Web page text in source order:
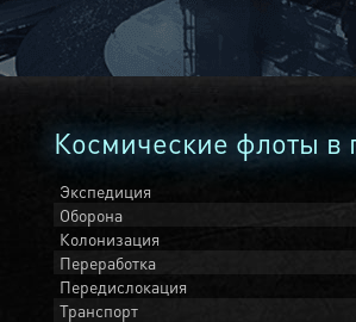
Космические флоты в
Экспедиция
Оборона
Колонизация
Переработка
Передислокация
Транспорт